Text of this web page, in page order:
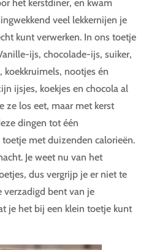
het kerstdiner, en kwam
veel lekkernijen je
kunt verwerken. In ons toetje
ijs, chocolade-ijs, suiker,
koekkruimels, nootjes én
ijsjes, koekjes en chocola al
ze los eet, maar met kerst
dingen tot één
met duizenden calorieën.
Je weet nu van het
dus vergrijp je er niet te
verzadigd bent van je
je het bij een klein toetje kunt